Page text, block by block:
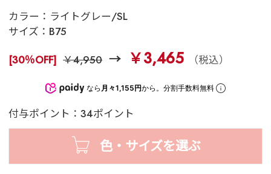
カラー： ライトグレー/SL
サイズ： B75
[30％OFF] ￥4,950 ￥3,465 （税込）
なら 月々1,155円から。分割手数料無料
付与ポイント：34ポイント
色・サイズを選ぶ